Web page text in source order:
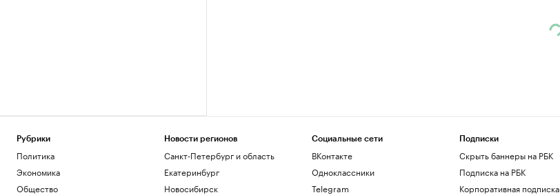
Рубрики
Политика
Экономика
Общество
Новости регионов
Санкт-Петербург и область
Екатеринбург
Новосибирск
Социальные сети
ВКонтакте
Одноклассники
Telegram
Подписки
Скрыть баннеры на РБК
Подписка на РБК
Корпоративная подписка